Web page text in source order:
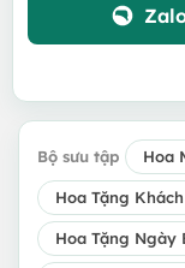
Bộ sưu tập Hoa
Hoa Tặng
Hoa Tặng Ngày